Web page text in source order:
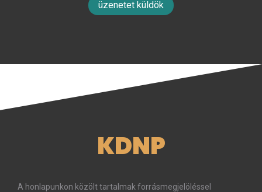
üzenetet küldök
KDNP
A honlapunkon közölt tartalmak forrásmegjelöléssel